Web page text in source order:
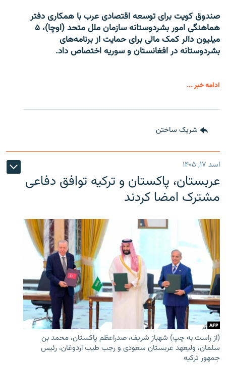
صندوق کویت برای توسعه اقتصادی عرب با همکاری دفتر
هماهنگی امور بشردوستانه سازمان ملل متحد (اوچا)، ۵
میلیون دالر کمک مالی برای حمایت از برنامه‌های
بشردوستانه در افغانستان و سوریه اختصاص داد.
ادامه خبر ...
شریک ساختن
اسد ۱۷, ۱۴۰۵
عربستان، پاکستان و ترکیه توافق دفاعی
مشترک امضا کردند
(از راست به چپ) شهباز شریف، صدراعظم پاکستان، محمد بن
سلمان، ولیعهد عربستان سعودی و رجب طیب اردوغان، رئیس
جمهور ترکیه